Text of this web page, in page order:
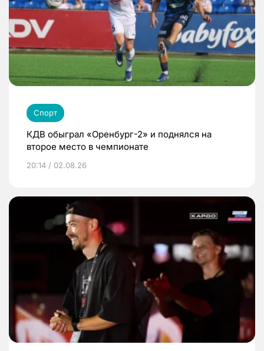
Спорт
КДВ обыграл «Оренбург-2» и поднялся на
второе место в чемпионате
20:14 / 02.08.26